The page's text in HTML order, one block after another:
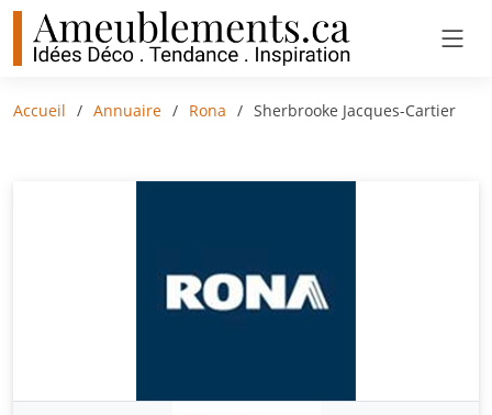
Accueil Annuaire Rona Sherbrooke Jacques-Cartier